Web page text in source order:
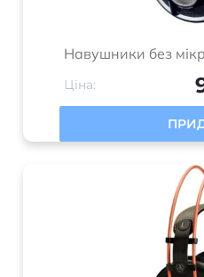
Навушники без
Ціна: